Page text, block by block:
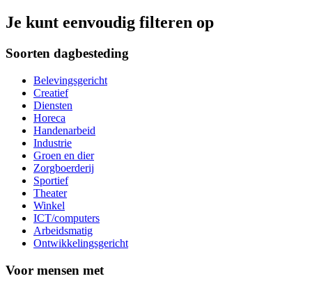
Je kunt eenvoudig filteren op
Soorten dagbesteding
Belevingsgericht
Creatief
Diensten
Horeca
Handenarbeid
Industrie
Groen en dier
Zorgboerderij
Sportief
Theater
Winkel
ICT/computers
Arbeidsmatig
Ontwikkelingsgericht
Voor mensen met